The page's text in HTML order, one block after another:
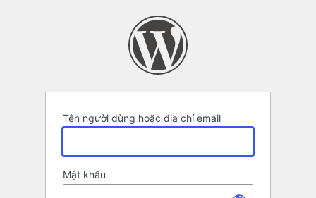
Tên người dùng hoặc địa chỉ email
Mật khẩu